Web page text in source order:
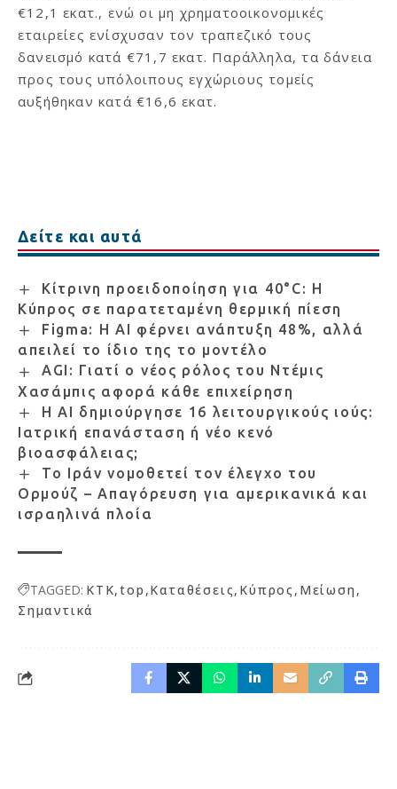
€12,1 εκατ., ενώ οι μη χρηματοοικονομικές
εταιρείες ενίσχυσαν τον τραπεζικό τους
δανεισμό κατά €71,7 εκατ. Παράλληλα, τα δάνεια
προς τους υπόλοιπους εγχώριους τομείς
αυξήθηκαν κατά €16,6 εκατ.
Δείτε και αυτά
Κίτρινη προειδοποίηση για 40°C: Η
Κύπρος σε παρατεταμένη θερμική πίεση
Figma: Η AI φέρνει ανάπτυξη 48%, αλλά
απειλεί το ίδιο της το μοντέλο
AGI: Γιατί ο νέος ρόλος του Ντέμις
Χασάμπις αφορά κάθε επιχείρηση
Η AI δημιούργησε 16 λειτουργικούς ιούς:
Ιατρική επανάσταση ή νέο κενό
βιοασφάλειας;
Το Ιράν νομοθετεί τον έλεγχο του
Ορμούζ – Απαγόρευση για αμερικανικά και
ισραηλινά πλοία
TAGGED: KTK top Καταθέσεις Κύπρος Μείωση
Σημαντικά